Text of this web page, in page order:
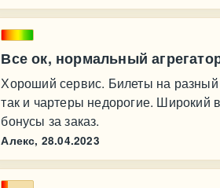
Все ок, нормальный
Хороший сервис. Билеты на разный
так и чартеры недорогие.
бонусы за заказ.
Алекс, 28.04.2023